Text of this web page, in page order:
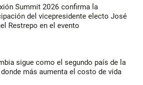
Summit 2026 confirma la
del vicepresidente electo José
Restrepo en el evento
sigue como el segundo país de la
donde más aumenta el costo de vida